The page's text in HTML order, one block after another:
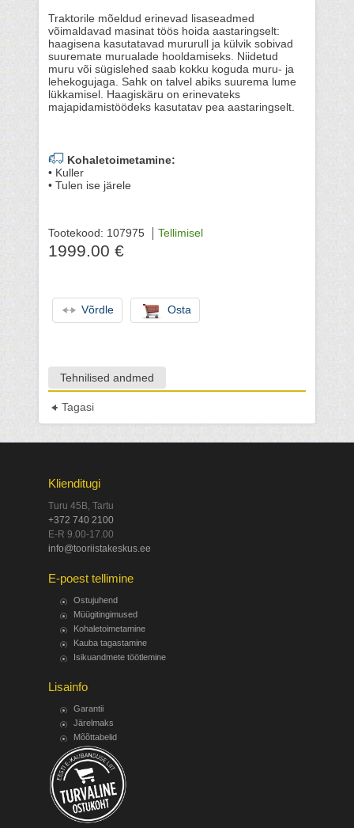
Traktorile mõeldud erinevad lisaseadmed
võimaldavad masinat töös hoida aastaringselt:
haagisena kasutatavad mururull ja külvik sobivad
suuremate murualade hooldamiseks. Niidetud
muru või sügislehed saab kokku koguda muru- ja
lehekogujaga. Sahk on talvel abiks suurema lume
lükkamisel. Haagiskäru on erinevateks
majapidamistöödeks kasutatav pea aastaringselt.
Kohaletoimetamine:
• Kuller
• Tulen ise järele
Tootekood: 107975 Tellimisel
1999.00 €
Võrdle Osta
Tehnilised andmed
Tagasi
Klienditugi
Turu 45B, Tartu
+372 740 2100
E-R 9.00-17.00
info@tooriistakeskus.ee
E-poest tellimine
Ostujuhend
Müügitingimused
Kohaletoimetamine
Kauba tagastamine
Isikuandmete töötlemine
Lisainfo
Garantii
Järelmaks
Mõõttabelid